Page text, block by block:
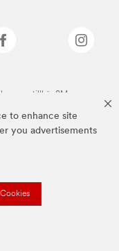
to enhance site
you advertisements
som tillhör 3M.